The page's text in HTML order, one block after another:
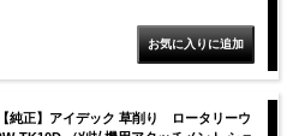
【純正】アイデック 草削り ロータリーウ